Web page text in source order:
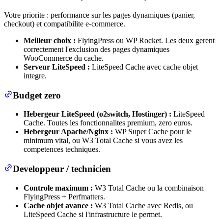
Votre priorite : performance sur les pages dynamiques (panier,
checkout) et compatibilite e-commerce.
Meilleur choix : FlyingPress ou WP Rocket. Les deux gerent
correctement l'exclusion des pages dynamiques
WooCommerce du cache.
Serveur LiteSpeed : LiteSpeed Cache avec cache objet
integre.
Budget zero
Hebergeur LiteSpeed (o2switch, Hostinger) : LiteSpeed
Cache. Toutes les fonctionnalites premium, zero euros.
Hebergeur Apache/Nginx : WP Super Cache pour le
minimum vital, ou W3 Total Cache si vous avez les
competences techniques.
Developpeur / technicien
Controle maximum : W3 Total Cache ou la combinaison
FlyingPress + Perfmatters.
Cache objet avance : W3 Total Cache avec Redis, ou
LiteSpeed Cache si l'infrastructure le permet.